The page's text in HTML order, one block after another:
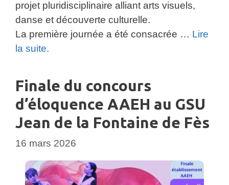
projet pluridisciplinaire alliant arts visuels,
danse et découverte culturelle.
La première journée a été consacrée … Lire
la suite.
Finale du concours
d’éloquence AAEH au GSU
Jean de la Fontaine de Fès
16 mars 2026